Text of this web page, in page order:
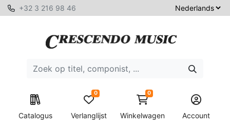
+32 3 216 98 46
Catalogus Verlanglijst
0 0
Winkelwagen Account